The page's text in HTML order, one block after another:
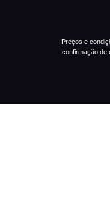
Preços e
confirmação de